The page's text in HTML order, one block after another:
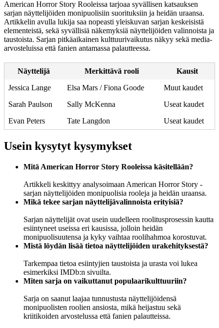
American Horror Story Rooleissa tarjoaa syvällisen katsauksen
sarjan näyttelijöiden monipuolisiin suorituksiin ja heidän uraansa.
Artikkelin avulla lukija saa nopeasti yleiskuvan sarjan keskeisistä
elementeistä, sekä syvällisiä näkemyksiä näyttelijöiden valinnoista ja
taustoista. Sarjan pitkäaikainen kulttuurivaikutus näkyy sekä media-
arvosteluissa että fanien antamassa palautteessa.
Näyttelijä Merkittävä rooli
Kausit
Jessica Lange
Elsa Mars / Fiona Goode
Muut kaudet
Sarah Paulson
Sally McKenna
Useat kaudet
Evan Peters
Tate Langdon Useat kaudet
Usein kysytyt kysymykset
Mitä American Horror Story Rooleissa käsitellään?
Artikkeli keskittyy analysoimaan American Horror Story -
sarjan näyttelijöiden monipuolisia rooleja ja heidän uraansa.
Mikä tekee sarjan näyttelijävalinnoista erityisiä?
Sarjan näyttelijät ovat usein uudelleen roolitusprosessin kautta
esiintyneet useissa eri kausissa, jolloin heidän
monipuolisuutensa ja kyky vaihtaa roolihahmoa korostuvat.
Mistä löydän lisää tietoa näyttelijöiden urakehityksestä?
Tarkempaa tietoa esiintyjien taustoista ja urasta voi lukea
esimerkiksi IMDb:n sivuilta.
Miten sarja on vaikuttanut populaarikulttuuriin?
Sarja on saanut laajaa tunnustusta näyttelijöidensä
monipuolisten roolien ansiosta, mikä heijastuu sekä
kriitikoiden arvostelussa että fanien palautteissa.